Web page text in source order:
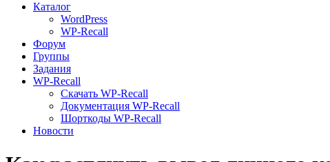
Каталог
WordPress
WP-Recall
Форум
Группы
Задания
WP-Recall
Скачать WP-Recall
Документация WP-Recall
Шорткоды WP-Recall
Новости